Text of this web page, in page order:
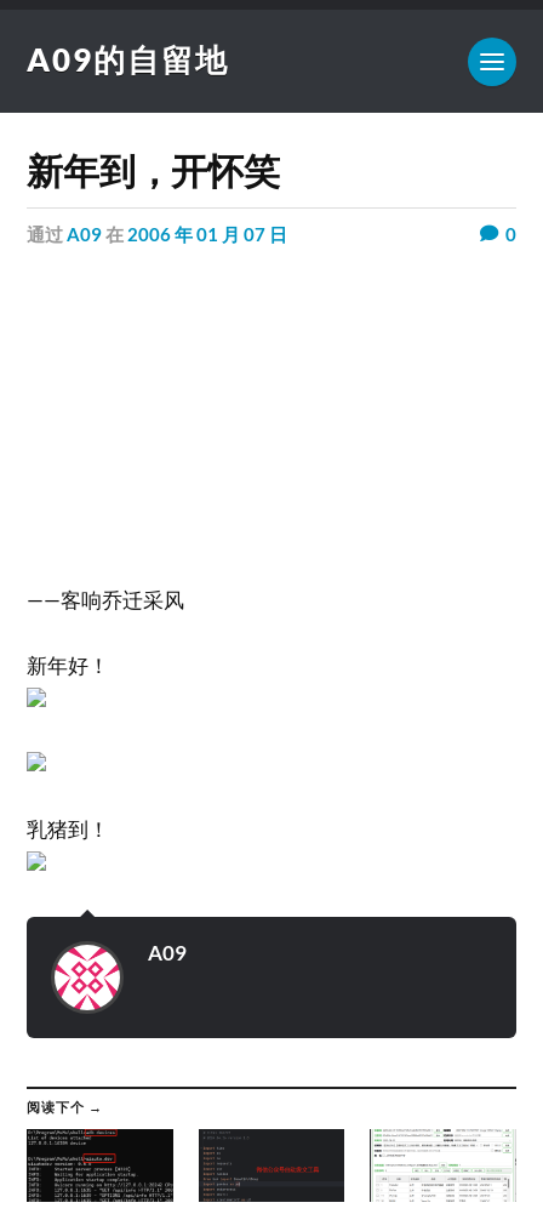
A09的自留地
新年到，开怀笑
通过A09在 2006 年 01 月 07 日 0
——客响乔迁采风
新年好！
乳猪到！
A09
阅读下个 →